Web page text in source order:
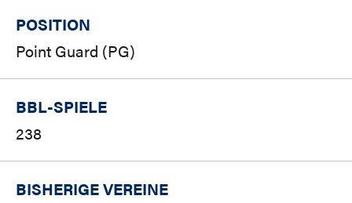
POSITION
Point Guard (PG)
BBL-SPIELE
238
BISHERIGE VEREINE